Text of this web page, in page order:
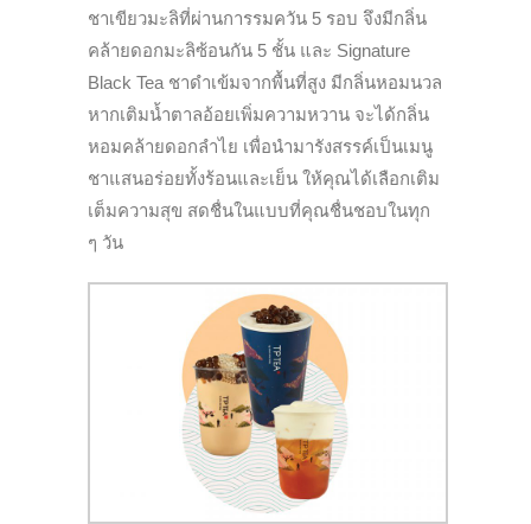
ชาเขียวมะลิที่ผ่านการรมควัน 5 รอบ จึงมีกลิ่น
คล้ายดอกมะลิซ้อนกัน 5 ชั้น และ Signature
Black Tea ชาดำเข้มจากพื้นที่สูง มีกลิ่นหอมนวล
หากเติมน้ำตาลอ้อยเพิ่มความหวาน จะได้กลิ่น
หอมคล้ายดอกลำไย เพื่อนำมารังสรรค์เป็นเมนู
ชาแสนอร่อยทั้งร้อนและเย็น ให้คุณได้เลือกเติม
เต็มความสุข สดชื่นในแบบที่คุณชื่นชอบในทุก
ๆ วัน